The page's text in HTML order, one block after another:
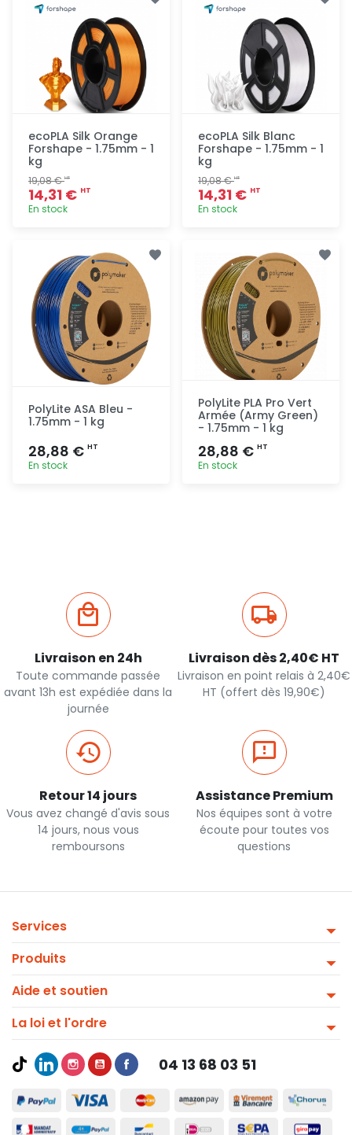
ecoPLA Silk Orange
Forshape - 1.75mm - 1
kg
19,08 €HT
14,31 € HT
En stock
rapide
ecoPLA Silk Blanc
Forshape - 1.75mm - 1
kg
19,08 €HT
14,31 € HT
En stock
rapide
PolyLite ASA Bleu -
1.75mm - 1 kg
28,88 € HT
En stock
PolyLite PLA Pro Vert
Armée (Army Green)
- 1.75mm - 1 kg
28,88 € HT
En stock
Livraison en 24h
Toute commande passée
avant 13h est expédiée dans la
journée
Livraison dès 2,40€ HT
Livraison en point relais à 2,40€
HT (offert dès 19,90€)
Retour 14 jours
Vous avez changé d'avis sous
14 jours, nous vous
remboursons
Assistance Premium
Nos équipes sont à votre
écoute pour toutes vos
questions
Services
Produits
Aide et soutien
La loi et l'ordre
04 13 68 03 51